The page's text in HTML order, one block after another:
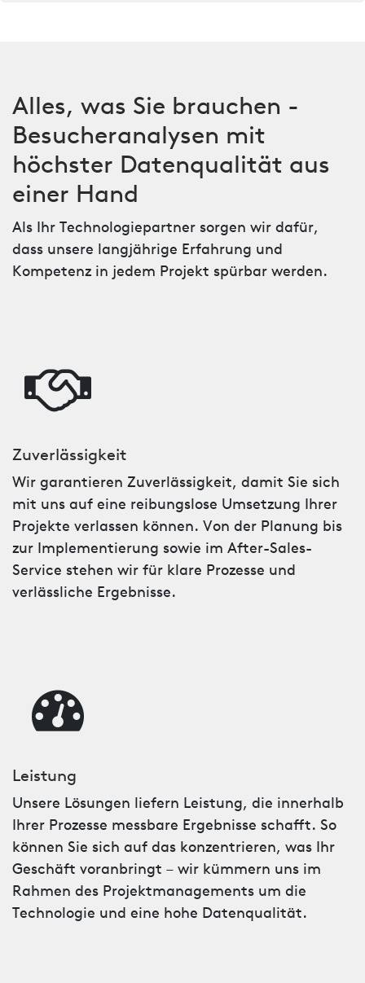
Alles, was Sie brauchen -
Besucheranalysen mit
höchster Datenqualität aus
einer Hand
Als Ihr Technologiepartner sorgen wir dafür,
dass unsere langjährige Erfahrung und
Kompetenz in jedem Projekt spürbar werden.
Zuverlässigkeit
Wir garantieren Zuverlässigkeit, damit Sie sich
mit uns auf eine reibungslose Umsetzung Ihrer
Projekte verlassen können. Von der Planung bis
zur Implementierung sowie im After-Sales-
Service stehen wir für klare Prozesse und
verlässliche Ergebnisse.
Leistung
Unsere Lösungen liefern Leistung, die innerhalb
Ihrer Prozesse messbare Ergebnisse schafft. So
können Sie sich auf das konzentrieren, was Ihr
Geschäft voranbringt – wir kümmern uns im
Rahmen des Projektmanagements um die
Technologie und eine hohe Datenqualität.